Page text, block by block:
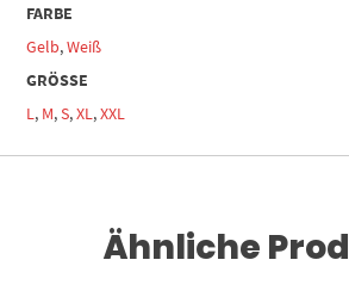
FARBE
Gelb,Weiß
GRÖSSE
L, M,S,XL,XXL
Ähnliche